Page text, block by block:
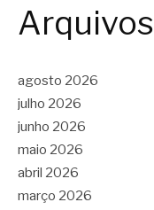
Arquivos
agosto 2026
julho 2026
junho 2026
maio 2026
abril 2026
março 2026